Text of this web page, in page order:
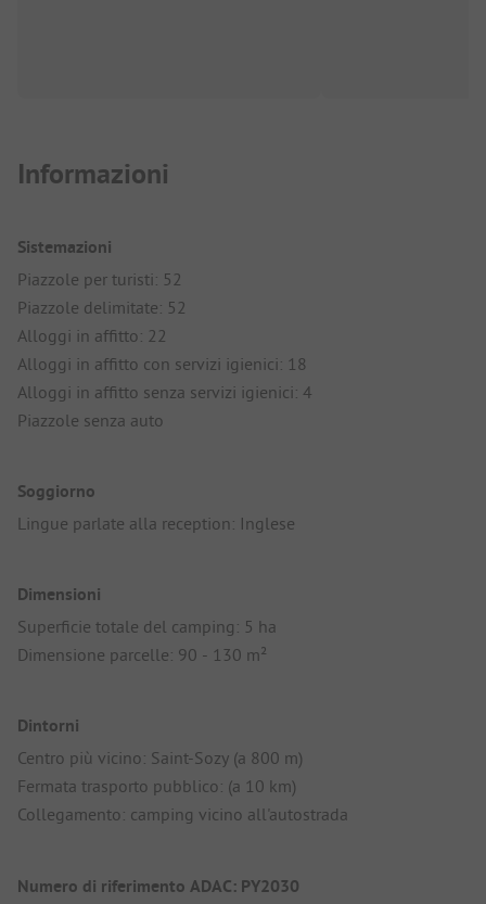
Informazioni
Sistemazioni
Piazzole per turisti: 52
Piazzole delimitate: 52
Alloggi in affitto: 22
Alloggi in affitto con servizi igienici: 18
Alloggi in affitto senza servizi igienici: 4
Piazzole senza auto
Soggiorno
Lingue parlate alla reception: Inglese
Dimensioni
Superficie totale del camping: 5 ha
Dimensione parcelle: 90 - 130 m²
Dintorni
Centro più vicino: Saint-Sozy (a 800 m)
Fermata trasporto pubblico: (a 10 km)
Collegamento: camping vicino all'autostrada
Numero di riferimento ADAC: PY2030